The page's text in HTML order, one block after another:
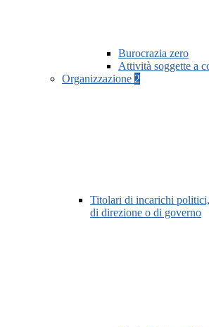
Burocrazia zero
Attività soggette a
Organizzazione 2
Titolari di incarichi
di direzione o di governo